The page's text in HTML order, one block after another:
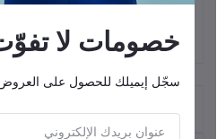
خصومات لا
سجّل إيميلك للحصول على